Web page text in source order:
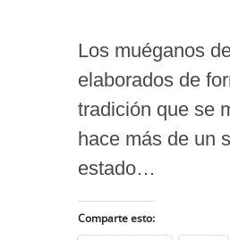
Los muéganos
elaborados de
tradición que se
hace más de un
estado…
Comparte esto: